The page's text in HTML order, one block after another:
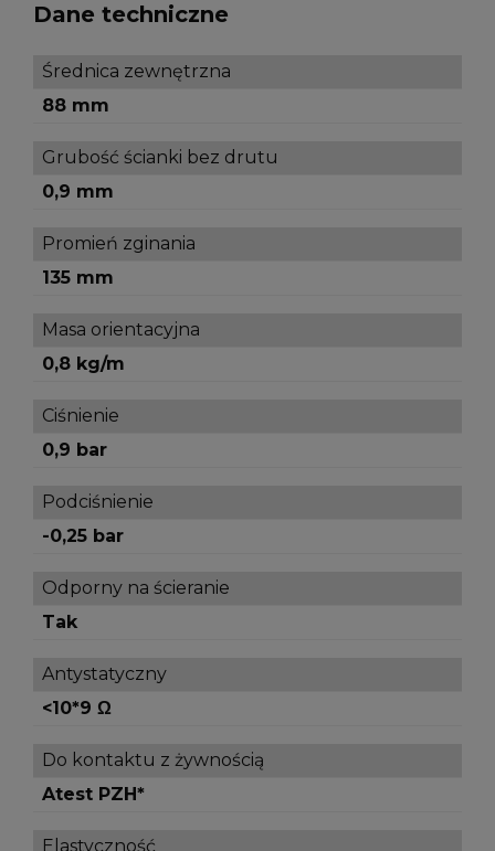
Dane techniczne
Średnica zewnętrzna
88 mm
Grubość ścianki bez drutu
0,9 mm
Promień zginania
135 mm
Masa orientacyjna
0,8 kg/m
Ciśnienie
0,9 bar
Podciśnienie
-0,25 bar
Odporny na ścieranie
Tak
Antystatyczny
<10*9 Ω
Do kontaktu z żywnością
Atest PZH*
Elastyczność